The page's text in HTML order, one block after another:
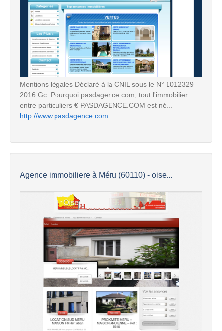
Mentions légales Déclaré à la CNIL sous le N° 1012329
2016 Gc. Pourquoi pasdagence.com, tout l'immobilier
entre particuliers € PASDAGENCE.COM est né...
http://www.pasdagence.com
Agence immobiliere à Méru (60110) - oise...